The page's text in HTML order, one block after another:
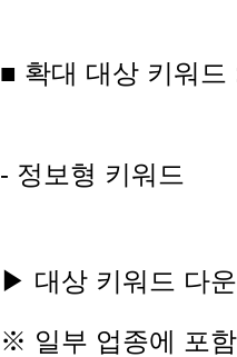
■ 확대 대상 키워드
- ​정보형 키워드
▶ 대상 키워드 다
※ 일부 업종에 포